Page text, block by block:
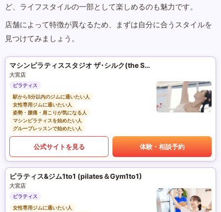
ど、ライフスタイルの一部として楽しめるのも魅力です。
店舗によって特徴が異なるため、まずは自分に合うスタイルを
見つけてみましょう。
マシンピラティススタジオ ザ･シルク(the SILK)
大宮店
ピラティス
駅から5分以内のジムに通いたい人
女性専用ジムに通いたい人
姿勢・腰痛・肩こりが気になる人
マシンピラティスを始めたい人
グループレッスンで始めたい人
公式サイトを見る 体験・相談予約
ピラティス&ジム1to1 (pilates＆Gym1to1)
大宮店
ピラティス
女性専用ジムに通いたい人